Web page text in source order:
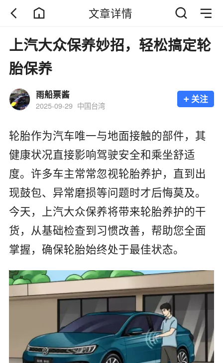
文章详情
上汽大众保养妙招，轻松搞定轮
胎保养
雨船票酱
2025-09-29 中国台湾
+ 关注
轮胎作为汽车唯一与地面接触的部件，其
健康状况直接影响驾驶安全和乘坐舒适
度。许多车主常常忽视轮胎养护，直到出
现鼓包、异常磨损等问题时才后悔莫及。
今天，上汽大众保养将带来轮胎养护的干
货，从基础检查到习惯改善，帮助您全面
掌握，确保轮胎始终处于最佳状态。